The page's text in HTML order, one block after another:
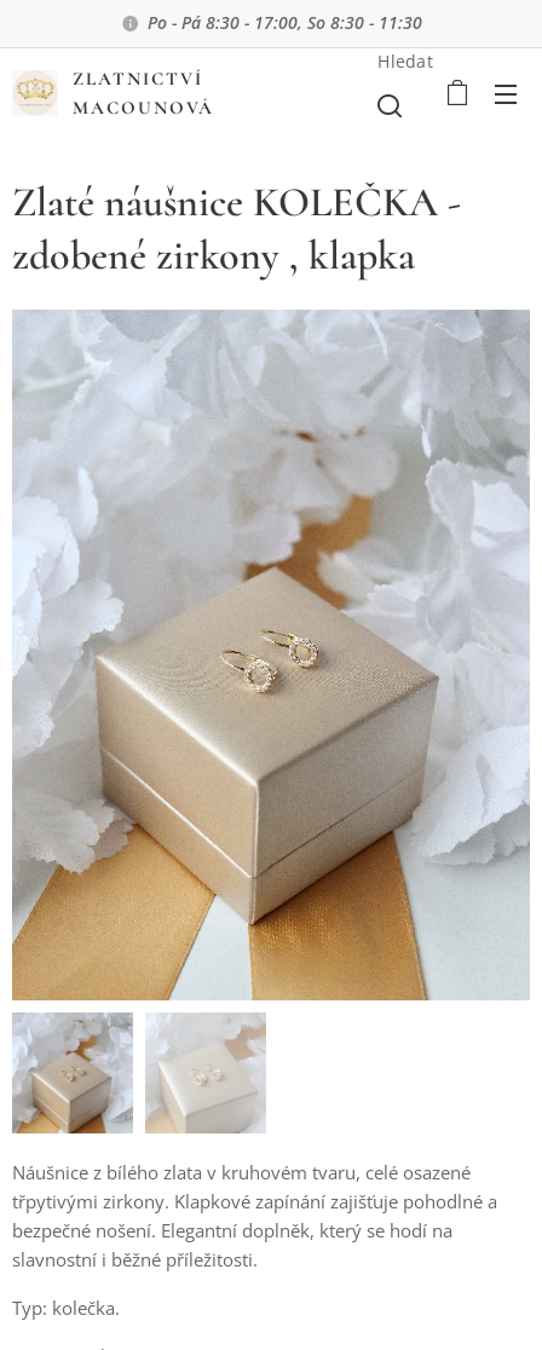
Po - Pá 8:30 - 17:00, So 8:30 - 11:30
ZLATNICTVÍ
MACOUNOVÁ
Hledat
Zlaté náušnice KOLEČKA -
zdobené zirkony , klapka
Náušnice z bílého zlata v kruhovém tvaru, celé osazené
třpytivými zirkony. Klapkové zapínání zajišťuje pohodlné a
bezpečné nošení. Elegantní doplněk, který se hodí na
slavnostní i běžné příležitosti.
Typ: kolečka.